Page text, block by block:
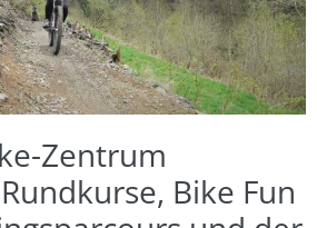
Zentrum
Bike Fun